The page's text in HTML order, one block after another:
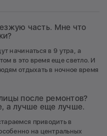
часть. Мне что
начинаться в 9 утра, а
в это время еще светло. И
отдыхать в ночное время
после ремонтов?
а лучше еще лучше.
приводить в
на центральных